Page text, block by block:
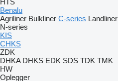
HTS
Benalu
Agriliner Bulkliner C-series Landliner
N-series
KIS
CHKS
ZDK
DHKA DHKS EDK SDS TDK TMK
HW
Oplegger